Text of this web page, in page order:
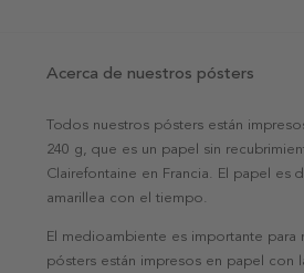
Acerca de nuestros pósters
Todos nuestros pósters están
240 g, que es un papel sin
Clairefontaine en Francia. El papel
amarillea con el tiempo.
El medioambiente es importante
pósters están impresos en papel con